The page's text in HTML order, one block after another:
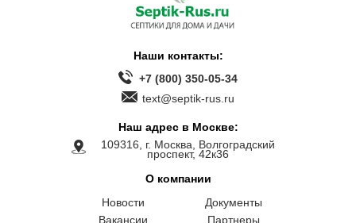
Наши контакты:
+7 (800) 350-05-34
text@septik-rus.ru
Наш адрес в Москве:
109316, г. Москва, Волгоградский
проспект, 42к36
О компании
Новости
Документы
Вакансии
Партнеры